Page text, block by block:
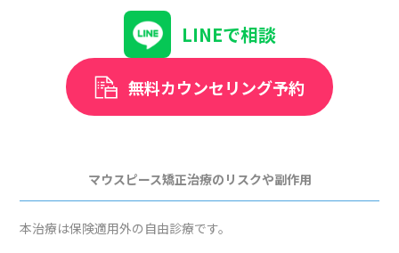
LINEで相談
無料カウンセリング予約
マウスピース矯正治療のリスクや副作用
本治療は保険適用外の自由診療です。